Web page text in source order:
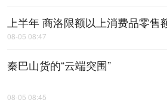
上半年 商洛限额以上消费品零售
08-05 08:47
秦巴山货的“云端突围”
08-05 08:45